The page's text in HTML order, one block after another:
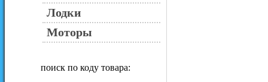
Лодки
Моторы
поиск по коду товара: